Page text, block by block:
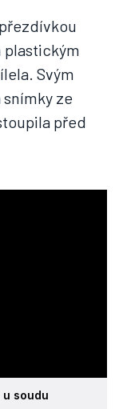
plastickým
Svým
ze
před
soudu